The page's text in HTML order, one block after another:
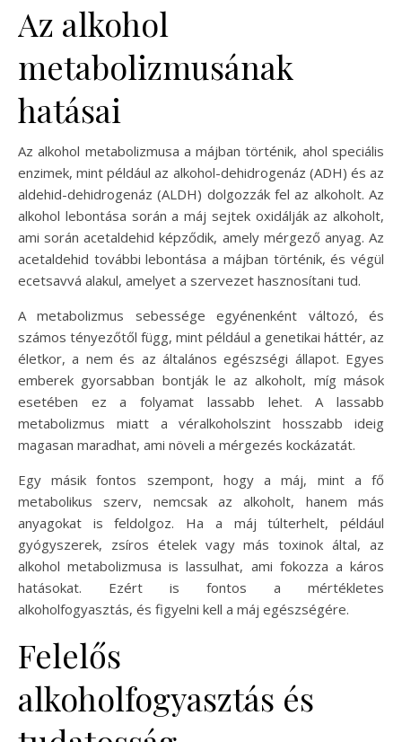
Az alkohol
metabolizmusának
hatásai
Az alkohol metabolizmusa a májban történik, ahol speciális
enzimek, mint például az alkohol-dehidrogenáz (ADH) és az
aldehid-dehidrogenáz (ALDH) dolgozzák fel az alkoholt. Az
alkohol lebontása során a máj sejtek oxidálják az alkoholt,
ami során acetaldehid képződik, amely mérgező anyag. Az
acetaldehid további lebontása a májban történik, és végül
ecetsavvá alakul, amelyet a szervezet hasznosítani tud.
A metabolizmus sebessége egyénenként változó, és
számos tényezőtől függ, mint például a genetikai háttér, az
életkor, a nem és az általános egészségi állapot. Egyes
emberek gyorsabban bontják le az alkoholt, míg mások
esetében ez a folyamat lassabb lehet. A lassabb
metabolizmus miatt a véralkoholszint hosszabb ideig
magasan maradhat, ami növeli a mérgezés kockázatát.
Egy másik fontos szempont, hogy a máj, mint a fő
metabolikus szerv, nemcsak az alkoholt, hanem más
anyagokat is feldolgoz. Ha a máj túlterhelt, például
gyógyszerek, zsíros ételek vagy más toxinok által, az
alkohol metabolizmusa is lassulhat, ami fokozza a káros
hatásokat. Ezért is fontos a mértékletes
alkoholfogyasztás, és figyelni kell a máj egészségére.
Felelős
alkoholfogyasztás és